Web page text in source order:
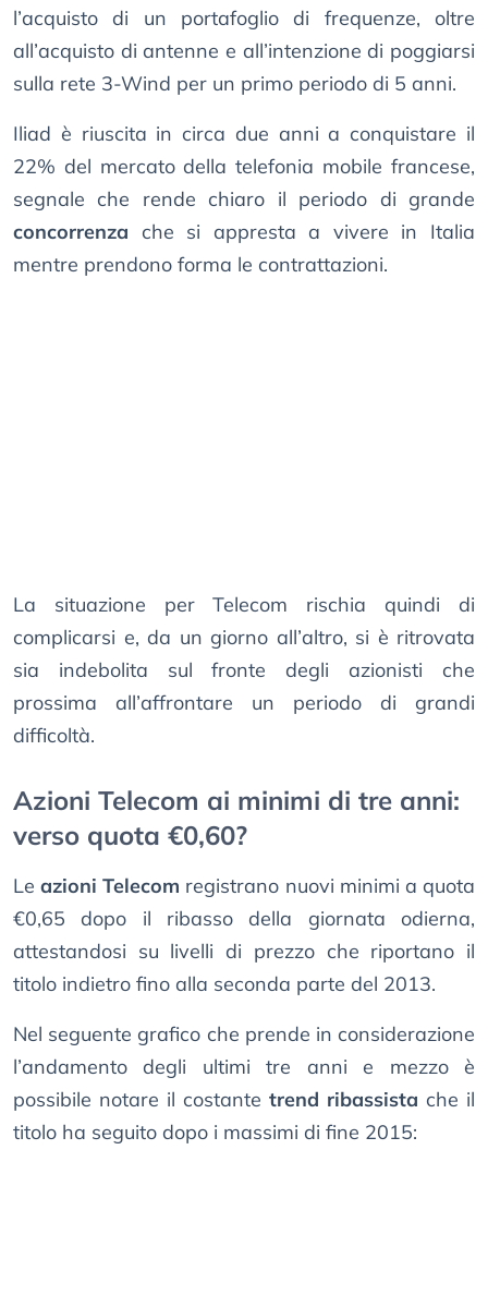
l’acquisto di un portafoglio di frequenze, oltre
all’acquisto di antenne e all’intenzione di poggiarsi
sulla rete 3-Wind per un primo periodo di 5 anni.
Iliad è riuscita in circa due anni a conquistare il
22% del mercato della telefonia mobile francese,
segnale che rende chiaro il periodo di grande
concorrenza che si appresta a vivere in Italia
mentre prendono forma le contrattazioni.
La situazione per Telecom rischia quindi di
complicarsi e, da un giorno all’altro, si è ritrovata
sia indebolita sul fronte degli azionisti che
prossima all’affrontare un periodo di grandi
difficoltà.
Azioni Telecom ai minimi di tre anni:
verso quota €0,60?
Leazioni Telecom registrano nuovi minimi a quota
€0,65 dopo il ribasso della giornata odierna,
attestandosi su livelli di prezzo che riportano il
titolo indietro fino alla seconda parte del 2013.
Nel seguente grafico che prende in considerazione
l’andamento degli ultimi tre anni e mezzo è
possibile notare il costante trend ribassista che il
titolo ha seguito dopo i massimi di fine 2015: